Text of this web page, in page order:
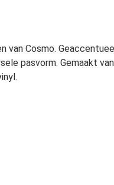
van Cosmo.
pasvorm. Gemaakt